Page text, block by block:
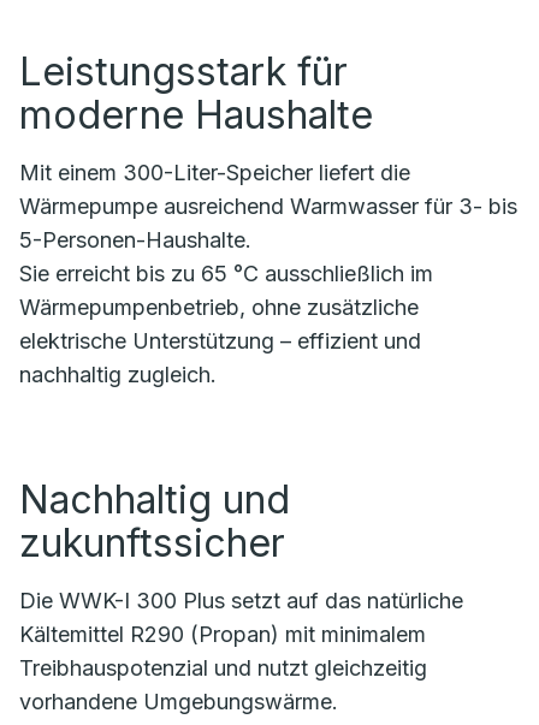
Leistungsstark für
moderne Haushalte
Mit einem 300-Liter-Speicher liefert die
Wärmepumpe ausreichend Warmwasser für 3- bis
5-Personen-Haushalte.
Sie erreicht bis zu 65 °C ausschließlich im
Wärmepumpenbetrieb, ohne zusätzliche
elektrische Unterstützung – effizient und
nachhaltig zugleich.
Nachhaltig und
zukunftssicher
Die WWK-I 300 Plus setzt auf das natürliche
Kältemittel R290 (Propan) mit minimalem
Treibhauspotenzial und nutzt gleichzeitig
vorhandene Umgebungswärme.